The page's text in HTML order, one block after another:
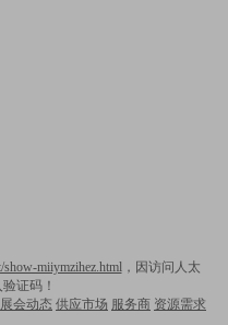
miiymzihez.html，因访问人太
证码！
展会动态 供应市场 服务商 资源需求